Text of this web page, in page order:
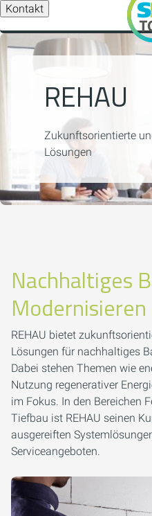
Kontakt
REHAU
Zukunftsorientierte
Lösungen
Nachhaltiges
Modernisieren
REHAU bietet
Lösungen für nachhaltiges
Dabei stehen Themen wie
Nutzung regenerativer
im Fokus. In den Bereichen
Tiefbau ist REHAU seinen
ausgereiften
Serviceangeboten.